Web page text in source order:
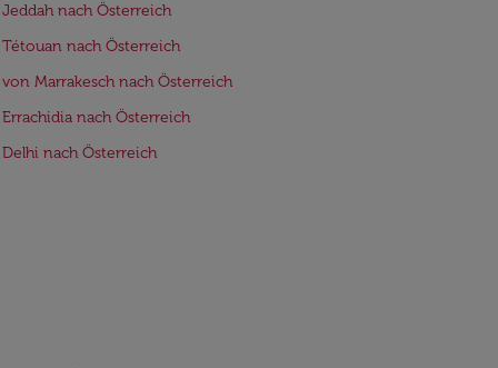
Jeddah nach Österreich
Tétouan nach Österreich
von Marrakesch nach Österreich
nach Österreich
Delhi nach Österreich